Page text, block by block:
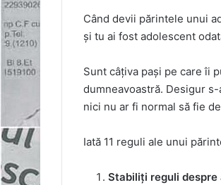
Când devii părintele unui
și tu ai fost adolescent
Sunt câțiva pași pe care îi
dumneavoastră. Desigur
nici nu ar fi normal să fie
Iată 11 reguli ale unui
Stabiliți reguli despre